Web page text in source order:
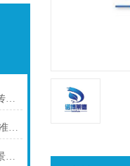
微藻线粒体提取方法探讨：从传统技术到试剂盒方案
BE6018甲醛脱氢酶试剂盒：精准检测赋能多领域，标准化流程破解行业痛点
乙醛脱氢酶试剂盒信号弱、背景高、重复性差怎么办？